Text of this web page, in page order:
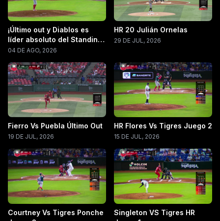
¡Último out y Diablos es
líder absoluto del Standing
LMB 2026!
04 DE AGO, 2026
HR 20 Julián Ornelas
29 DE JUL, 2026
Fierro Vs Puebla Último Out
19 DE JUL, 2026
HR Flores Vs Tigres Juego 2
15 DE JUL, 2026
Courtney Vs Tigres Ponche
Singleton VS Tigres HR